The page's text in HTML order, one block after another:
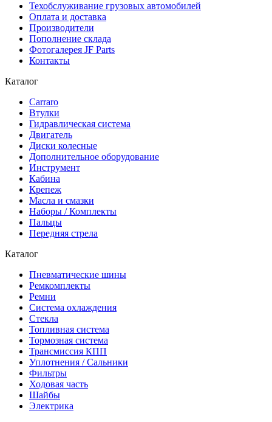
Техобслуживание грузовых автомобилей
Оплата и доставка
Производители
Пополнение склада
Фотогалерея JF Parts
Контакты
Каталог
Carraro
Втулки
Гидравлическая система
Двигатель
Диски колесные
Дополнительное оборудование
Инструмент
Кабина
Крепеж
Масла и смазки
Наборы / Комплекты
Пальцы
Передняя стрела
Каталог
Пневматические шины
Ремкомплекты
Ремни
Система охлаждения
Стекла
Топливная система
Тормозная система
Трансмиссия КПП
Уплотнения / Сальники
Фильтры
Ходовая часть
Шайбы
Электрика